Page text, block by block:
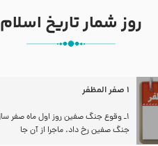
روز شمار تاریخ اسلام
1 صفر المظفر
جنگ صفین رخ داد. ماجرا از آن جا